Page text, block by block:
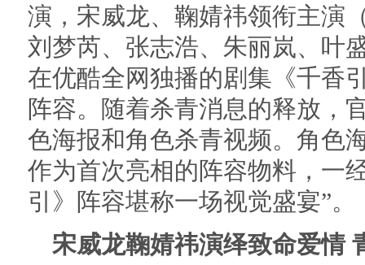
演，宋威龙、鞠婧祎领衔主演
刘梦芮、张志浩、朱丽岚、叶
在优酷全网独播的剧集《千香
阵容。随着杀青消息的释放，
色海报和角色杀青视频。角色
作为首次亮相的阵容物料，一
引》阵容堪称一场视觉盛宴”。
宋威龙鞠婧祎演绎致命爱情